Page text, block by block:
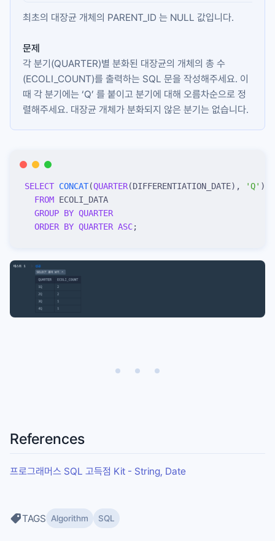
최초의 대장균 개체의 PARENT_ID 는 NULL 값입니다.
문제
각 분기(QUARTER)별 분화된 대장균의 개체의 총 수
(ECOLI_COUNT)를 출력하는 SQL 문을 작성해주세요. 이
때 각 분기에는 ‘Q’ 를 붙이고 분기에 대해 오름차순으로 정
렬해주세요. 대장균 개체가 분화되지 않은 분기는 없습니다.
SELECT CONCAT(QUARTER(DIFFERENTIATION_DATE), 'Q' )
  FROM
ECOLI_DATA
  GROUP BY
QUARTER
  ORDER BY
QUARTER ASC;
References
프로그래머스 SQL 고득점 Kit - String, Date
TAGS Algorithm SQL